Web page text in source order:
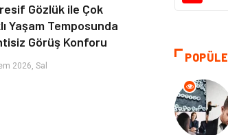
Gözlük ile Çok
Yaşam Temposunda
Görüş Konforu
2026, Sal
Giyim
Ev